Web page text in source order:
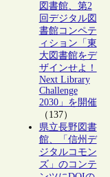
図書館、第2
回デジタル図
書館コンペテ
ィション「東
大図書館をデ
ザインせよ！
Next Library
Challenge
2030」を開催
（137）
県立長野図書
館、「信州デ
ジタルコモン
ズ」のコンテ